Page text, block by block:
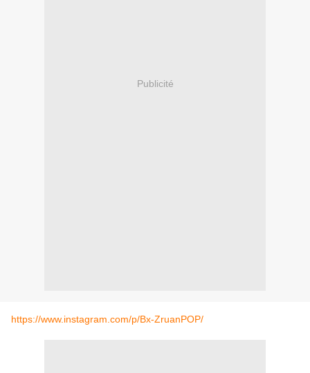
Publicité
https://www.instagram.com/p/Bx-ZruanPOP/